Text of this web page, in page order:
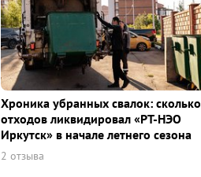
Хроника убранных свалок: сколько
отходов ликвидировал «РТ-НЭО
Иркутск» в начале летнего сезона
2 отзыва